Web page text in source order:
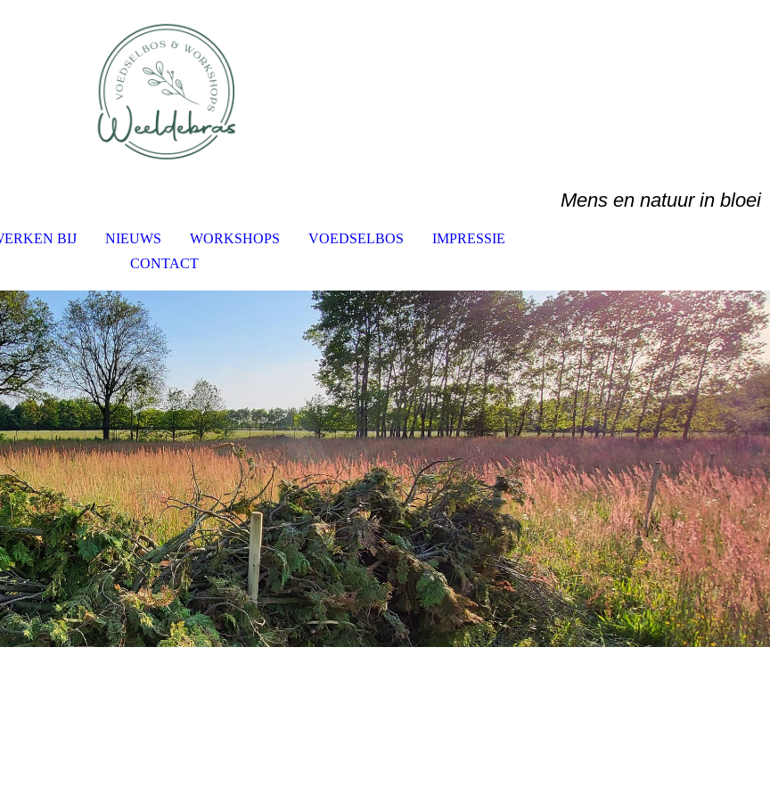
Mens en natuur in bloei
BIJ NIEUWS WORKSHOPS VOEDSELBOS
IMPRESSIE
CONTACT